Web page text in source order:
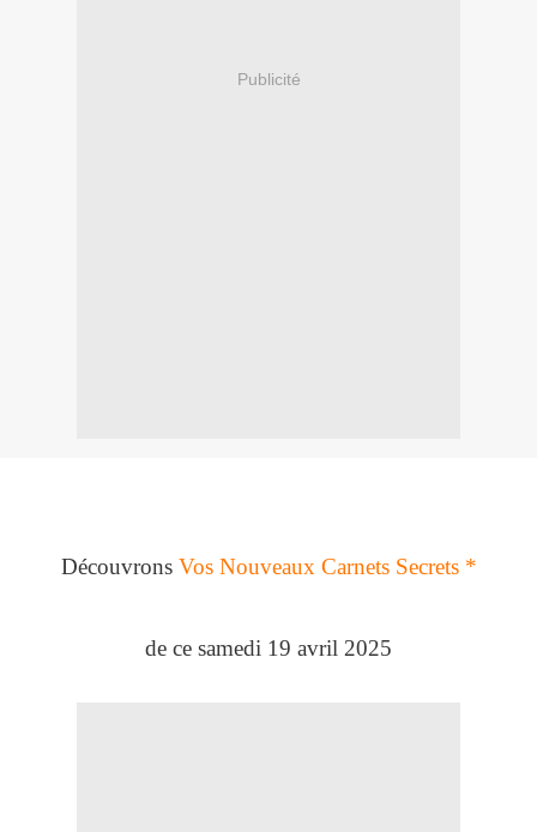
Publicité
Découvrons Vos Nouveaux Carnets Secrets *
de ce samedi 19 avril 2025